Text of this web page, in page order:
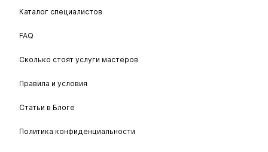
Каталог специалистов
FAQ
Сколько стоят услуги мастеров
Правила и условия
Статьи в Блоге
Политика конфиденциальности